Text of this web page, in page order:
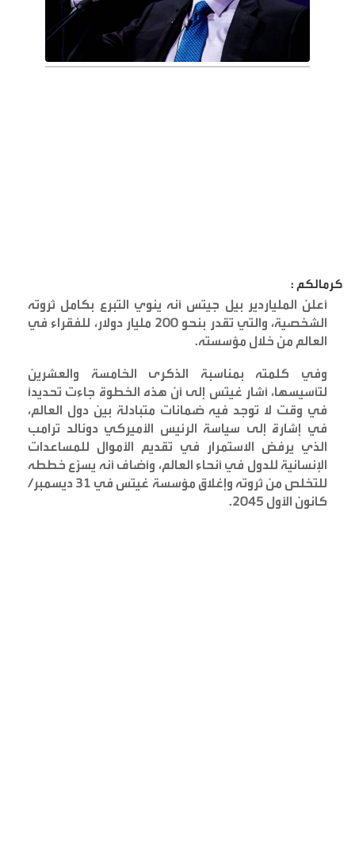
كرمالكم :
أعلن الملياردير بيل جيتس أنه ينوي التبرع بكامل ثروته
الشخصية، والتي تقدر بنحو 200 مليار دولار، للفقراء في
العالم من خلال مؤسسته.
وفي كلمته بمناسبة الذكرى الخامسة والعشرين
لتأسيسها، أشار غيتس إلى أن هذه الخطوة جاءت تحديداً
في وقت لا توجد فيه ضمانات متبادلة بين دول العالم،
في إشارة إلى سياسة الرئيس الأميركي دونالد ترامب
الذي يرفض الاستمرار في تقديم الأموال للمساعدات
الإنسانية للدول في أنحاء العالم، وأضاف أنه يسرّع خططه
للتخلص من ثروته وإغلاق مؤسسة غيتس في 31 ديسمبر/
كانون الأول 2045
.